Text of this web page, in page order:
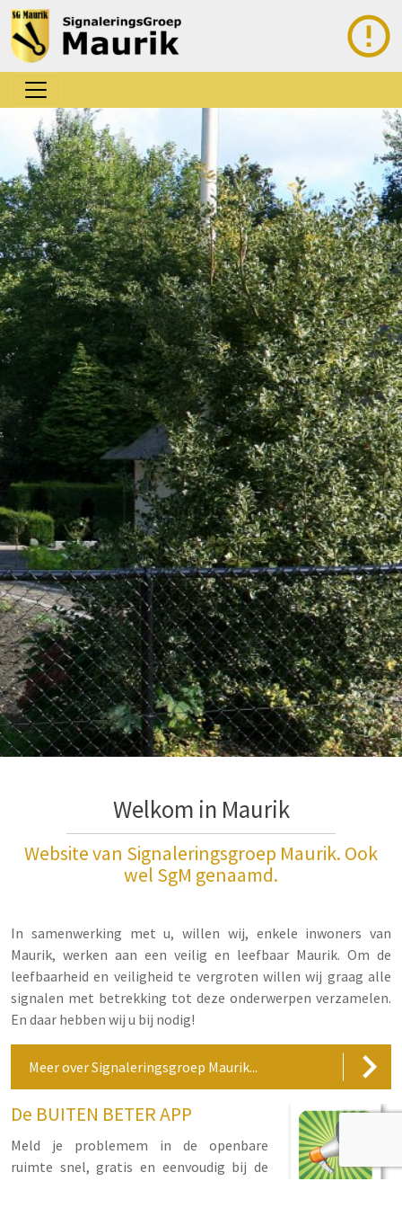
Welkom in Maurik
Website van Signaleringsgroep Maurik. Ook
wel SgM genaamd.
In samenwerking met u, willen wij, enkele inwoners van
Maurik, werken aan een veilig en leefbaar Maurik. Om de
leefbaarheid en veiligheid te vergroten willen wij graag alle
signalen met betrekking tot deze onderwerpen verzamelen.
En daar hebben wij u bij nodig!
Meer over Signaleringsgroep Maurik...
De BUITEN BETER APP
Meld je problemem in de openbare
ruimte snel, gratis en eenvoudig bij de